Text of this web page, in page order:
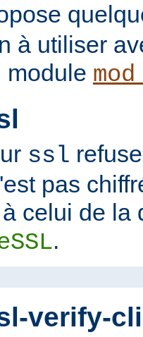
à utiliser
module
ssl
pas
celui de la
.
verify-